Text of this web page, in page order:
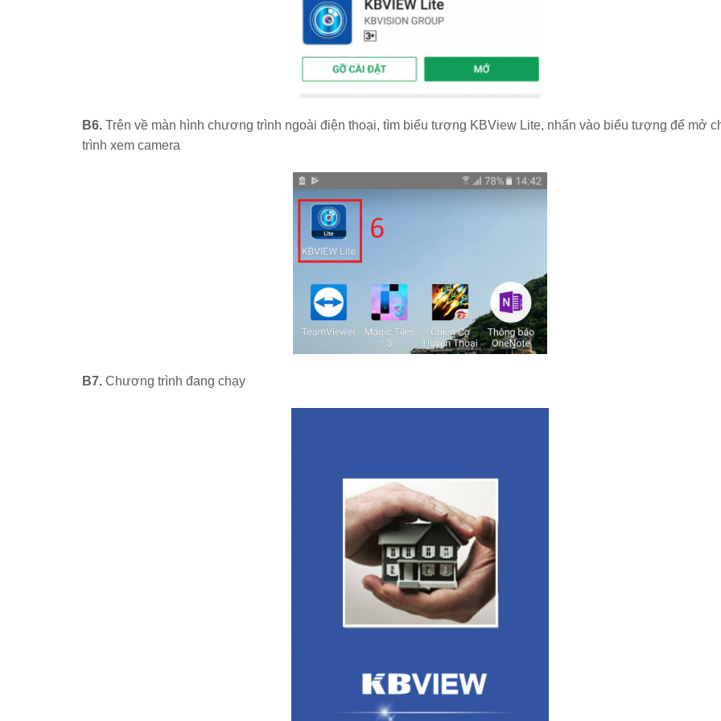
B6. Trên về màn hình chương trình ngoài điện thoại, tìm biểu tượng KBView Lite, nhấn vào biểu tượng để mở
trình xem camera
B7. Chương trình đang chạy